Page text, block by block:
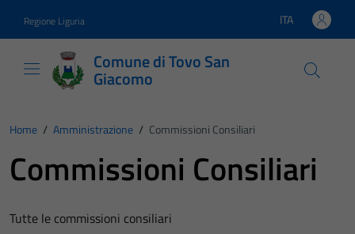
Regione Liguria Lingua attiva:
ITA
Comune di Tovo San
Giacomo
Home / Amministrazione / Commissioni Consiliari
Commissioni Consiliari
Tutte le commissioni consiliari